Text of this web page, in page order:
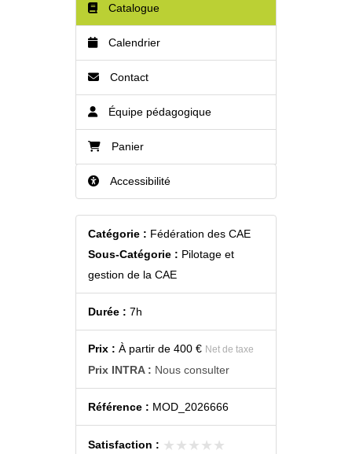
Catalogue
Calendrier
Contact
Équipe pédagogique
Panier
Accessibilité
Catégorie : Fédération des CAE
Sous-Catégorie : Pilotage et
gestion de la CAE
Durée : 7h
Prix : À partir de 400 € Net de taxe
Prix INTRA : Nous consulter
Référence : MOD_2026666
Satisfaction : ★★★★★
★★★★★